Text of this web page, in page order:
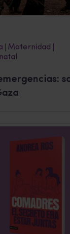
Maternidad